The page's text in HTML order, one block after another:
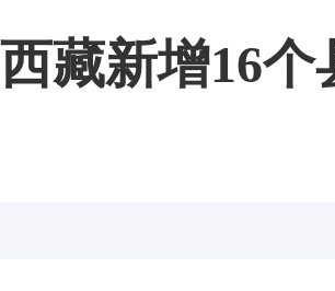
西藏新增16